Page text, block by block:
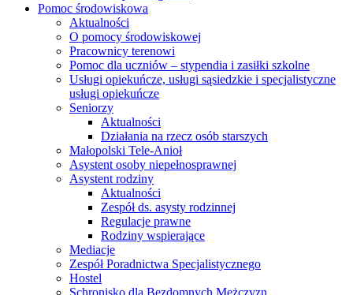
Pomoc środowiskowa
Aktualności
O pomocy środowiskowej
Pracownicy terenowi
Pomoc dla uczniów – stypendia i zasiłki szkolne
Usługi opiekuńcze, usługi sąsiedzkie i specjalistyczne
usługi opiekuńcze
Seniorzy
Aktualności
Działania na rzecz osób starszych
Małopolski Tele-Anioł
Asystent osoby niepełnosprawnej
Asystent rodziny
Aktualności
Zespół ds. asysty rodzinnej
Regulacje prawne
Rodziny wspierające
Mediacje
Zespół Poradnictwa Specjalistycznego
Hostel
Schronisko dla Bezdomnych Mężczyzn